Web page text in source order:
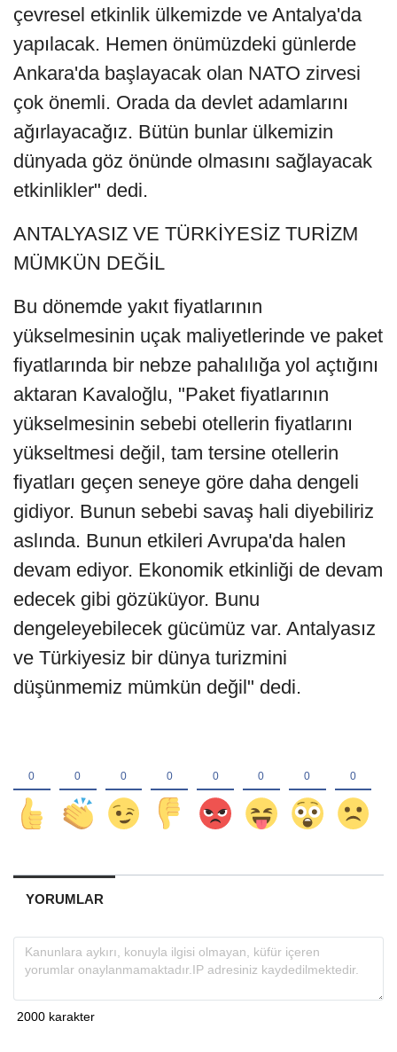
çevresel etkinlik ülkemizde ve Antalya'da
yapılacak. Hemen önümüzdeki günlerde
Ankara'da başlayacak olan NATO zirvesi
çok önemli. Orada da devlet adamlarını
ağırlayacağız. Bütün bunlar ülkemizin
dünyada göz önünde olmasını sağlayacak
etkinlikler" dedi.
ANTALYASIZ VE TÜRKİYESİZ TURİZM
MÜMKÜN DEĞİL
Bu dönemde yakıt fiyatlarının
yükselmesinin uçak maliyetlerinde ve paket
fiyatlarında bir nebze pahalılığa yol açtığını
aktaran Kavaloğlu, "Paket fiyatlarının
yükselmesinin sebebi otellerin fiyatlarını
yükseltmesi değil, tam tersine otellerin
fiyatları geçen seneye göre daha dengeli
gidiyor. Bunun sebebi savaş hali diyebiliriz
aslında. Bunun etkileri Avrupa'da halen
devam ediyor. Ekonomik etkinliği de devam
edecek gibi gözüküyor. Bunu
dengeleyebilecek gücümüz var. Antalyasız
ve Türkiyesiz bir dünya turizmini
düşünmemiz mümkün değil" dedi.
YORUMLAR